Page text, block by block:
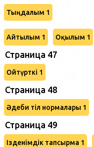
Тыңдалым 1
Айтылым 1 Оқылым 1
Страница 47
Ойтүрткі 1
Страница 48
Әдеби тіл нормалары 1
Страница 49
Ізденімдік тапсырма 1